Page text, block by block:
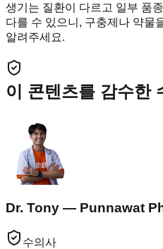
생기는 질환이 다르고 일부 품
다를 수 있으니, 구충제나 약물
알려주세요.
이 콘텐츠를 감수한
Dr. Tony — Punnawat
수의사